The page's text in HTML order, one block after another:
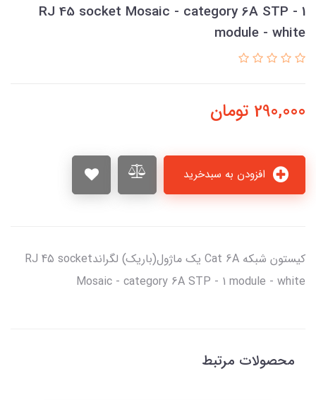
RJ 45 socket Mosaic - category 6A STP - 1
module - white
290,000 تومان
کيستون شبکه Cat 6A يک ماژول(باريک) لگراندRJ 45 socket
Mosaic - category 6A STP - 1 module - white
محصولات مرتبط